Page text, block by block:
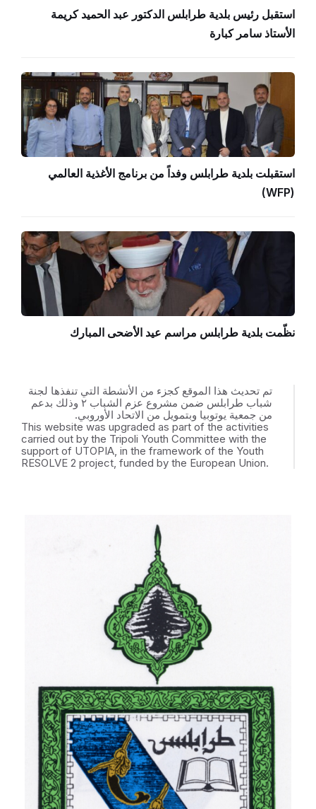
استقبل رئيس بلدية طرابلس الدكتور عبد الحميد كريمة
الأستاذ سامر كبارة
استقبلت بلدية طرابلس وفداً من برنامج الأغذية العالمي
(WFP)
نظّمت بلدية طرابلس مراسم عيد الأضحى المبارك
تم تحديث هذا الموقع كجزء من الأنشطة التي تنفذها لجنة
شباب طرابلس ضمن مشروع عزم الشباب ٢ وذلك بدعم
من جمعية يوتوبيا وبتمويل من الاتحاد الأوروبي.
This website was upgraded as part of the activities
carried out by the Tripoli Youth Committee with the
support of UTOPIA, in the framework of the Youth
RESOLVE 2 project, funded by the European Union.